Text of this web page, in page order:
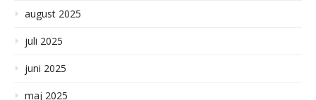
august 2025
juli 2025
juni 2025
maj 2025